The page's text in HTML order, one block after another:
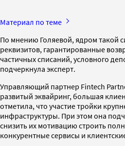
Материал по теме
По мнению Голяевой, ядром такой
реквизитов, гарантированные
частичных списаний, условного
подчеркнула эксперт.
Управляющий партнер Fintech
развитый эквайринг, большая
отметила, что участие тройки
инфраструктуры. При этом она
снизить их мотивацию строить
конкурентные сервисы и